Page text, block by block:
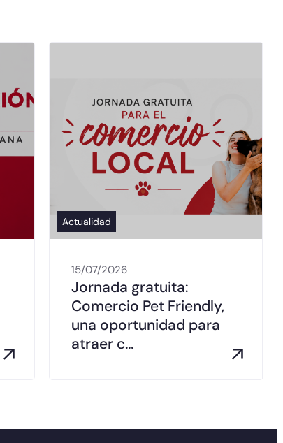
Actualidad
15/07/2026
Jornada gratuita:
Comercio Pet Friendly,
una oportunidad para
atraer c…